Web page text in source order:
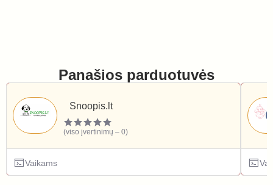
Panašios parduotuvės
Snoopis.lt
(viso įvertinimų – 0)
Vaikams